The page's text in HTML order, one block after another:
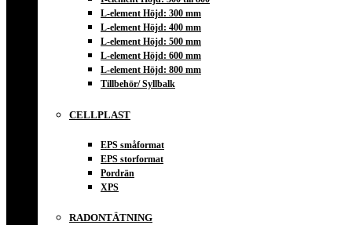
L-element Höjd: 300 mm
L-element Höjd: 400 mm
L-element Höjd: 500 mm
L-element Höjd: 600 mm
L-element Höjd: 800 mm
Tillbehör/ Syllbalk
CELLPLAST
EPS småformat
EPS storformat
Pordrän
XPS
RADONTÄTNING